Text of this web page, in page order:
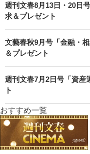
週刊文春8月13日・20日
求＆プレゼント
文藝春秋9月号「金融・
＆プレゼント
週刊文春7月2日号「資産
ト
おすすめ一覧